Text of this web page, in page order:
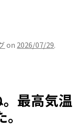
on 2026/07/29.
最高気温